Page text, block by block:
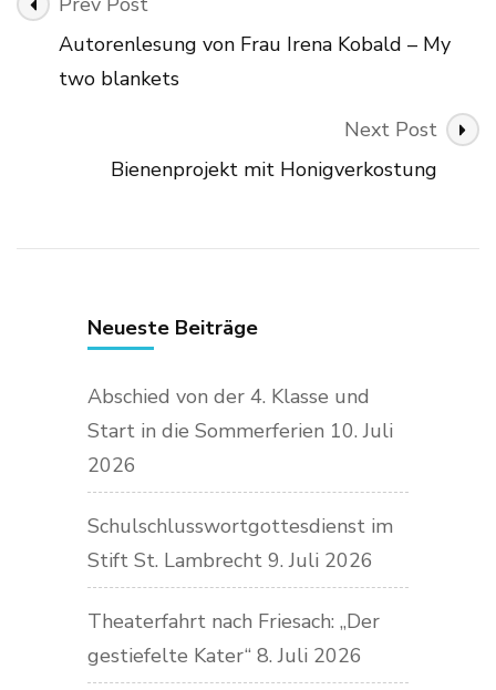
Navigation
Autorenlesung von Frau Irena Kobald – My
two blankets
Next Post
Bienenprojekt mit Honigverkostung
Neueste Beiträge
Abschied von der 4. Klasse und
Start in die Sommerferien 10. Juli
2026
Schulschlusswortgottesdienst im
Stift St. Lambrecht 9. Juli 2026
Theaterfahrt nach Friesach: „Der
gestiefelte Kater“ 8. Juli 2026